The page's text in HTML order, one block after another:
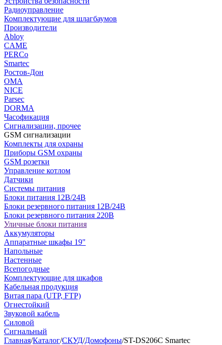
Радиоуправление
Комплектующие для шлагбаумов
Производители
Abloy
CAME
PERCo
Smartec
Ростов-Дон
ОМА
NICE
Parsec
DORMA
Часофикация
Сигнализации, прочее
GSM сигнализации
Комплекты для охраны
Приборы GSM охраны
GSM розетки
Управление котлом
Датчики
Системы питания
Блоки питания 12В/24В
Блоки резервного питания 12В/24В
Блоки резервного питания 220В
Уличные блоки питания
Аккумуляторы
Аппаратные шкафы 19"
Напольные
Настенные
Всепогодные
Комплектующие для шкафов
Кабельная продукция
Витая пара (UTP, FTP)
Огнестойкий
Звуковой кабель
Силовой
Сигнальный
Главная/Каталог/СКУД/Домофоны/ST-DS206C Smartec